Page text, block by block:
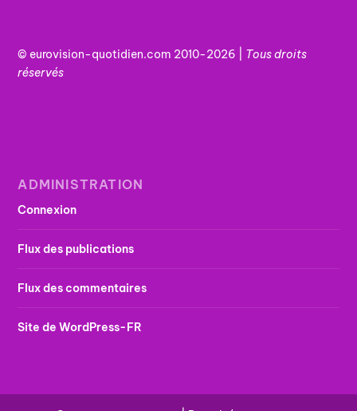
© eurovision-quotidien.com 2010-2026 | Tousdroits
réservés
ADMINISTRATION
Connexion
Flux des publications
Flux des commentaires
Site de WordPress-FR